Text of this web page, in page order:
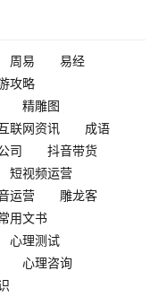
周易
易经
攻略
精雕图
联网资讯
成语
司
抖音带货
短视频运营
运营
雕龙客
用文书
心理测试
心理咨询